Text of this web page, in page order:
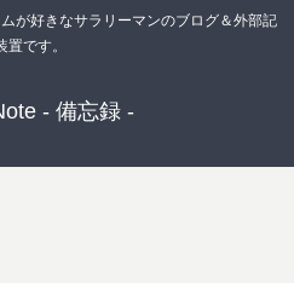
が好きなサラリーマンのブログ＆外部記
置です。
- 備忘録 -